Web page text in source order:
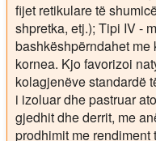
fijet retikulare të
shpretka, etj.); Tipi IV -
bashkëshpërndahet
kornea. Kjo favorizoi
kolagjenëve standardë
i izoluar dhe pastruar
gjedhit dhe derrit, me
prodhimit me rendiment